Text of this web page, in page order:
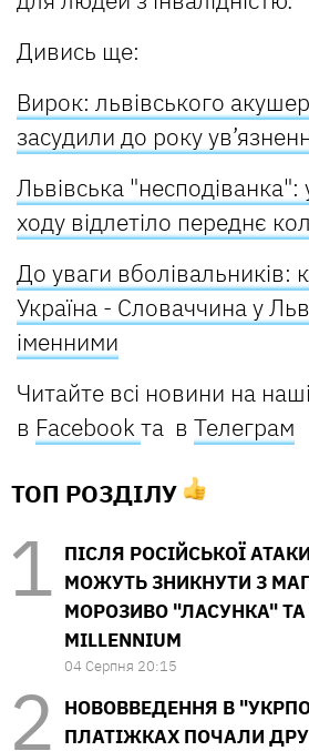
Дивись ще:
Вирок: львівського
засудили до року
Львівська
ходу відлетіло переднє
До уваги вболівальників:
Україна - Словаччина у
іменними
Читайте всі новини на
в Facebookта в Телеграм
ТОП РОЗДІЛУ
ПІСЛЯ РОСІЙСЬКОЇ
МОЖУТЬ ЗНИКНУТИ З
МОРОЗИВО "ЛАСУНКА"
MILLENNIUM
04 Серпня 20:15
НОВОВВЕДЕННЯ В
ПЛАТІЖКАХ ПОЧАЛИ